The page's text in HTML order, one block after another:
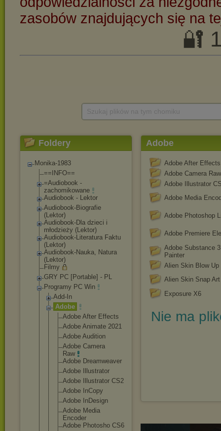
Foldery
Monika-1983
==INFO==
=Audiobook -
zachomikowane
Audiobook - Lektor
Audiobook-Biografie
(Lektor)
Audiobook-Dla dzieci i
młodzieży (Lektor)
Audiobook-Literatura Faktu
(Lektor)
Audiobook-Nauka, Natura
(Lektor)
Filmy
GRY PC [Portable] - PL
Programy PC Win
Add-In
Adobe
Adobe After Effects
Adobe Animate 2021
Adobe Audition
Adobe Camera
Raw
Adobe Dreamweaver
Adobe Illustrator
Adobe Illustrator CS2
Adobe InCopy
Adobe InDesign
Adobe Media
Encoder
Adobe Photosho CS6
Adobe
Adobe After Effects
Adobe Camera Raw
Adobe Illustrator
Adobe Media
Adobe Photoshop
Adobe Premiere
Adobe Substance
Painter
Alien Skin Blow Up
Alien Skin Snap Art
Exposure X6
Nie ma